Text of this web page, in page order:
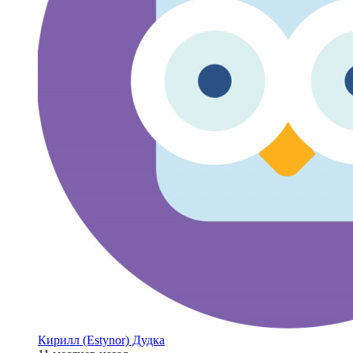
Кирилл (Estynor) Дудка